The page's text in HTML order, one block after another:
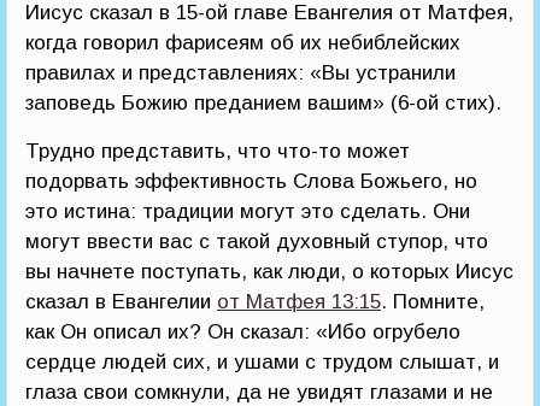
Иисус сказал в 15-ой главе Евангелия от Матфея,
когда говорил фарисеям об их небиблейских
правилах и представлениях: «Вы устранили
заповедь Божию преданием вашим» (6-ой стих).
Трудно представить, что что-то может
подорвать эффективность Слова Божьего, но
это истина: традиции могут это сделать. Они
могут ввести вас с такой духовный ступор, что
вы начнете поступать, как люди, о которых Иисус
сказал в Евангелии от Матфея 13:15. Помните,
как Он описал их? Он сказал: «Ибо огрубело
сердце людей сих, и ушами с трудом слышат, и
глаза свои сомкнули, да не увидят глазами и не